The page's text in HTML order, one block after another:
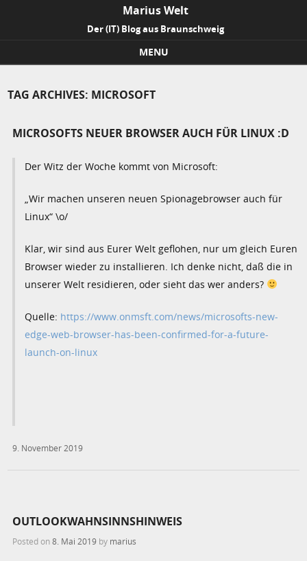
Marius Welt
Der (IT) Blog aus Braunschweig
MENU
TAG ARCHIVES: MICROSOFT
MICROSOFTS NEUER BROWSER AUCH FÜR LINUX :D
Der Witz der Woche kommt von Microsoft:
„Wir machen unseren neuen Spionagebrowser auch für
Linux“ \o/
Klar, wir sind aus Eurer Welt geflohen, nur um gleich Euren
Browser wieder zu installieren. Ich denke nicht, daß die in
unserer Welt residieren, oder sieht das wer anders?
Quelle: https://www.onmsft.com/news/microsofts-new-
edge-web-browser-has-been-confirmed-for-a-future-
launch-on-linux
9. November 2019
OUTLOOKWAHNSINNSHINWEIS
Posted on8. Mai 2019 by marius